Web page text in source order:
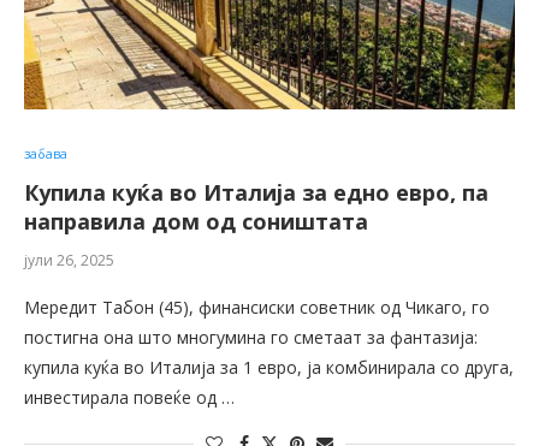
забава
Купила куќа во Италија за едно евро, па
направила дом од соништата
јули 26, 2025
Мередит Табон (45), финансиски советник од Чикаго, го
постигна она што многумина го сметаат за фантазија:
купила куќа во Италија за 1 евро, ја комбинирала со друга,
инвестирала повеќе од …